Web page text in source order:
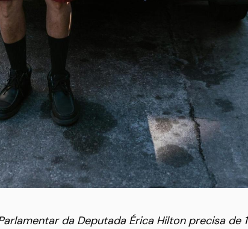
da Deputada Érica Hilton precisa de